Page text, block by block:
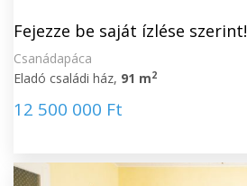
Fejezze be saját ízlése szerint!
Csanádapáca
Eladó családi ház, 91 m2
12 500 000 Ft